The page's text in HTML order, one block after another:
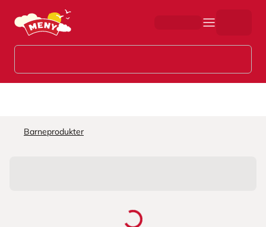
Hopp til hovedinnhold
Barneprodukter